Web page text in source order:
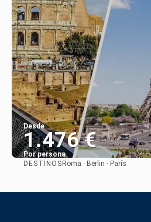
Desde
1.476 €
Por persona
DESTINOS Roma · Berlin · París